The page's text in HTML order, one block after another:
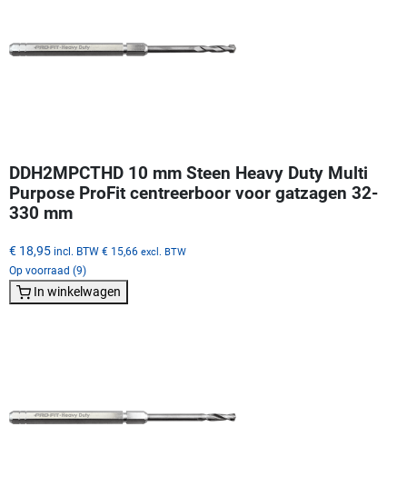
DDH2MPCTHD 10 mm Steen Heavy Duty Multi
Purpose ProFit centreerboor voor gatzagen 32-
330 mm
€ 18,95 incl. BTW € 15,66 excl. BTW
Op voorraad (9)
In winkelwagen